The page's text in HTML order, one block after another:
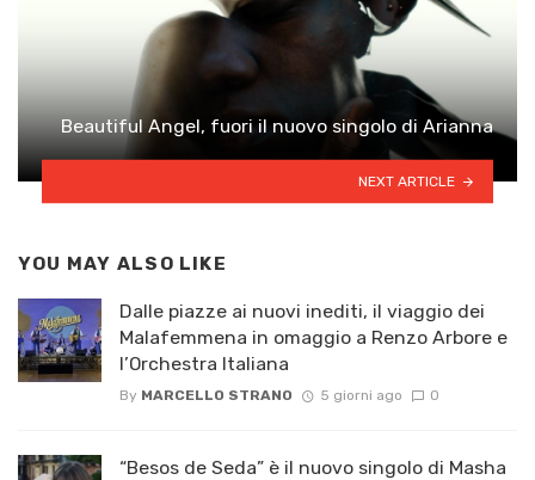
Beautiful Angel, fuori il nuovo singolo di Arianna
NEXT ARTICLE
YOU MAY ALSO LIKE
Dalle piazze ai nuovi inediti, il viaggio dei
Malafemmena in omaggio a Renzo Arbore e
l’Orchestra Italiana ​
By MARCELLO STRANO 5 giorni ago 0
“Besos de Seda” è il nuovo singolo di Masha